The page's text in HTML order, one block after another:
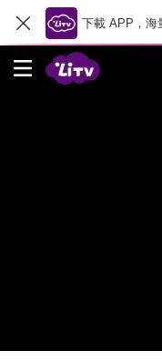
下載 APP，海